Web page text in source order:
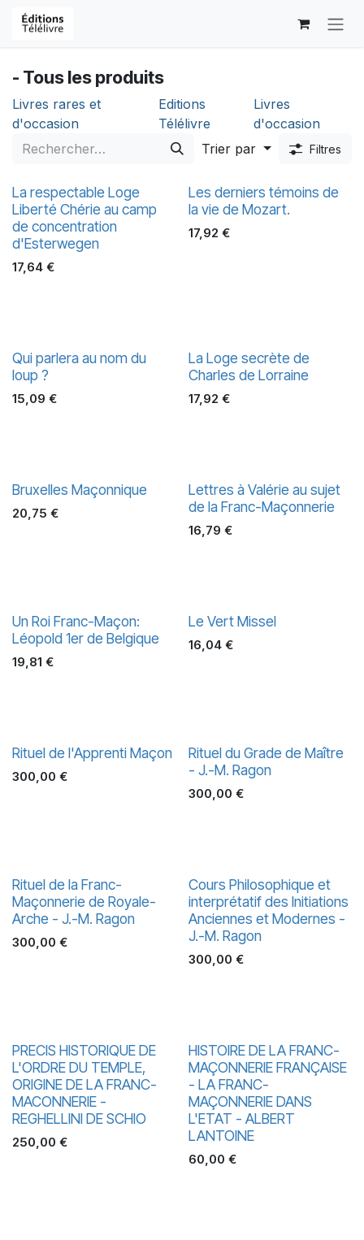
Se rendre au contenu
- Tous les produits
Livres rares et
d'occasion
Editions
Télélivre
Livres
d'occasion
Trier par
Filtres
La respectable Loge
Liberté Chérie au camp
de concentration
d'Esterwegen
17,64 €
Les derniers témoins de
la vie de Mozart.
17,92 €
Qui parlera au nom du
loup ?
15,09 €
La Loge secrète de
Charles de Lorraine
17,92 €
Bruxelles Maçonnique
20,75 €
Lettres à Valérie au sujet
de la Franc-Maçonnerie
16,79 €
Un Roi Franc-Maçon:
Léopold 1er de Belgique
19,81 €
Le Vert Missel
16,04€
Rituel de l'Apprenti Maçon
300,00 €
Rituel du Grade de Maître
- J.-M. Ragon
300,00 €
Rituel de la Franc-
Maçonnerie de Royale-
Arche - J.-M. Ragon
300,00 €
Cours Philosophique et
interprétatif des Initiations
Anciennes et Modernes -
J.-M. Ragon
300,00 €
PRECIS HISTORIQUE DE
L'ORDRE DU TEMPLE,
ORIGINE DE LA FRANC-
MACONNERIE -
REGHELLINI DE SCHIO
250,00 €
HISTOIRE DE LA FRANC-
MAÇONNERIE FRANÇAISE
- LA FRANC-
MAÇONNERIE DANS
L'ETAT - ALBERT
LANTOINE
60,00 €